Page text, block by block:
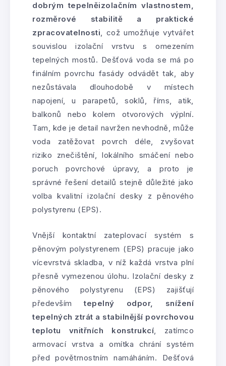
dobrým tepelněizolačním vlastnostem,
rozměrové stabilitě a praktické
zpracovatelnosti, což umožňuje vytvářet
souvislou izolační vrstvu s omezením
tepelných mostů. Dešťová voda se má po
finálním povrchu fasády odvádět tak, aby
nezůstávala dlouhodobě v místech
napojení, u parapetů, soklů, říms, atik,
balkonů nebo kolem otvorových výplní.
Tam, kde je detail navržen nevhodně, může
voda zatěžovat povrch déle, zvyšovat
riziko znečištění, lokálního smáčení nebo
poruch povrchové úpravy, a proto je
správné řešení detailů stejně důležité jako
volba kvalitní izolační desky z pěnového
polystyrenu (EPS).
Vnější kontaktní zateplovací systém s
pěnovým polystyrenem (EPS) pracuje jako
vícevrstvá skladba, v níž každá vrstva plní
přesně vymezenou úlohu. Izolační desky z
pěnového polystyrenu (EPS) zajišťují
předevšímtepelný odpor, snížení
tepelných ztrát a stabilnější povrchovou
teplotu vnitřních konstrukcí, zatímco
armovací vrstva a omítka chrání systém
před povětrnostním namáháním. Dešťová